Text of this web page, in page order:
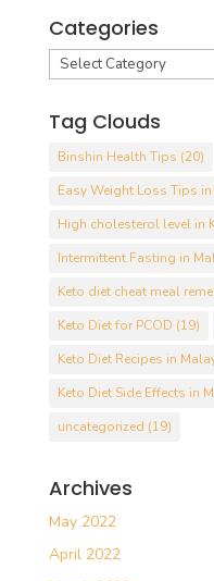
Categories
Categories
Tag Clouds
Binshin Health Tips (20)
Easy Weight Loss Tips
High cholesterol level in
Intermittent Fasting in
Keto diet cheat meal
Keto Diet for PCOD (19)
Keto Diet Recipes in
Keto Diet Side Effects in
uncategorized (19)
Archives
May 2022
April 2022